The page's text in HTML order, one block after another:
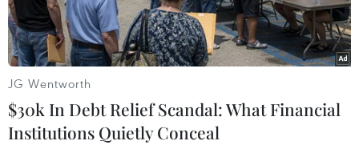
JG Wentworth
$30k In Debt Relief Scandal: What Financial
Institutions Quietly Conceal